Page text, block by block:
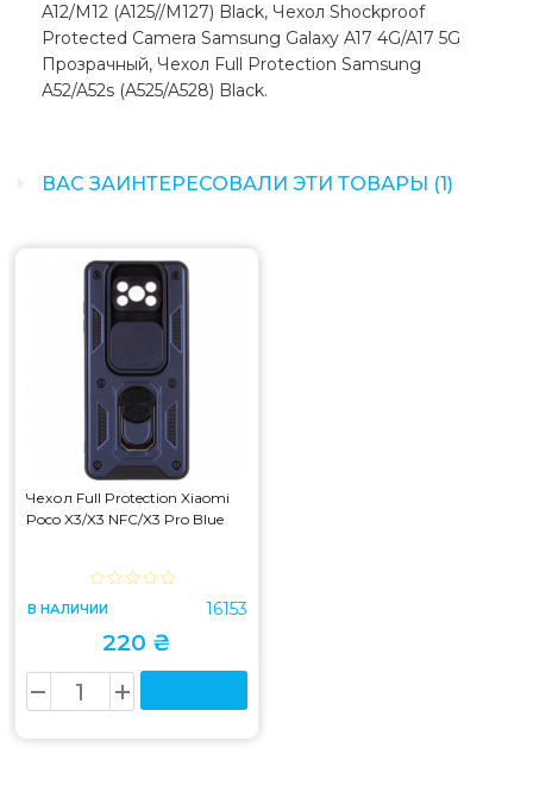
A12/M12 (A125//M127) Black, Чехол Shockproof
Protected Camera Samsung Galaxy A17 4G/A17 5G
Прозрачный, Чехол Full Protection Samsung
A52/A52s (A525/A528) Black.
ВАС ЗАИНТЕРЕСОВАЛИ ЭТИ ТОВАРЫ (1)
Чехол Full Protection Xiaomi
Poco X3/X3 NFC/X3 Pro Blue
В НАЛИЧИИ 16153
220 ₴